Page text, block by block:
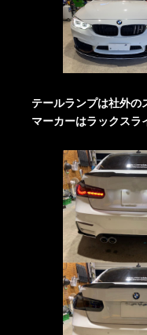
テールランプは社外の
マーカーはラックスラ